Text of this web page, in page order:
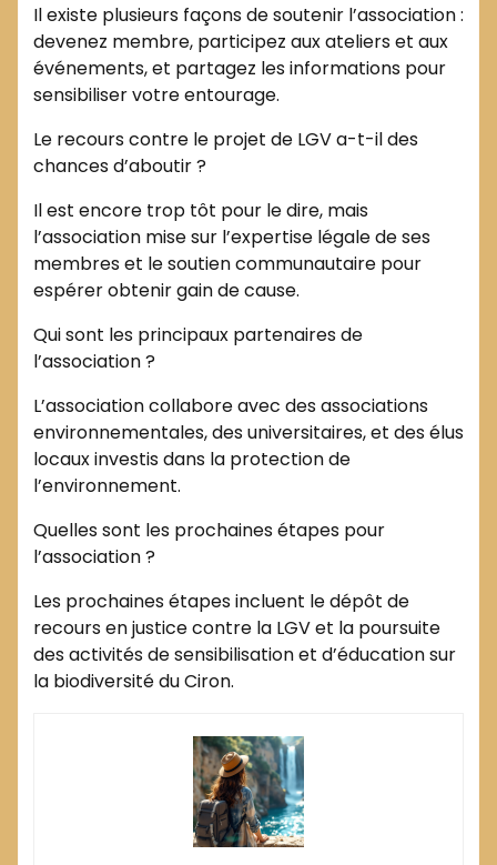
Il existe plusieurs façons de soutenir l’association :
devenez membre, participez aux ateliers et aux
événements, et partagez les informations pour
sensibiliser votre entourage.
Le recours contre le projet de LGV a-t-il des
chances d’aboutir ?
Il est encore trop tôt pour le dire, mais
l’association mise sur l’expertise légale de ses
membres et le soutien communautaire pour
espérer obtenir gain de cause.
Qui sont les principaux partenaires de
l’association ?
L’association collabore avec des associations
environnementales, des universitaires, et des élus
locaux investis dans la protection de
l’environnement.
Quelles sont les prochaines étapes pour
l’association ?
Les prochaines étapes incluent le dépôt de
recours en justice contre la LGV et la poursuite
des activités de sensibilisation et d’éducation sur
la biodiversité du Ciron.